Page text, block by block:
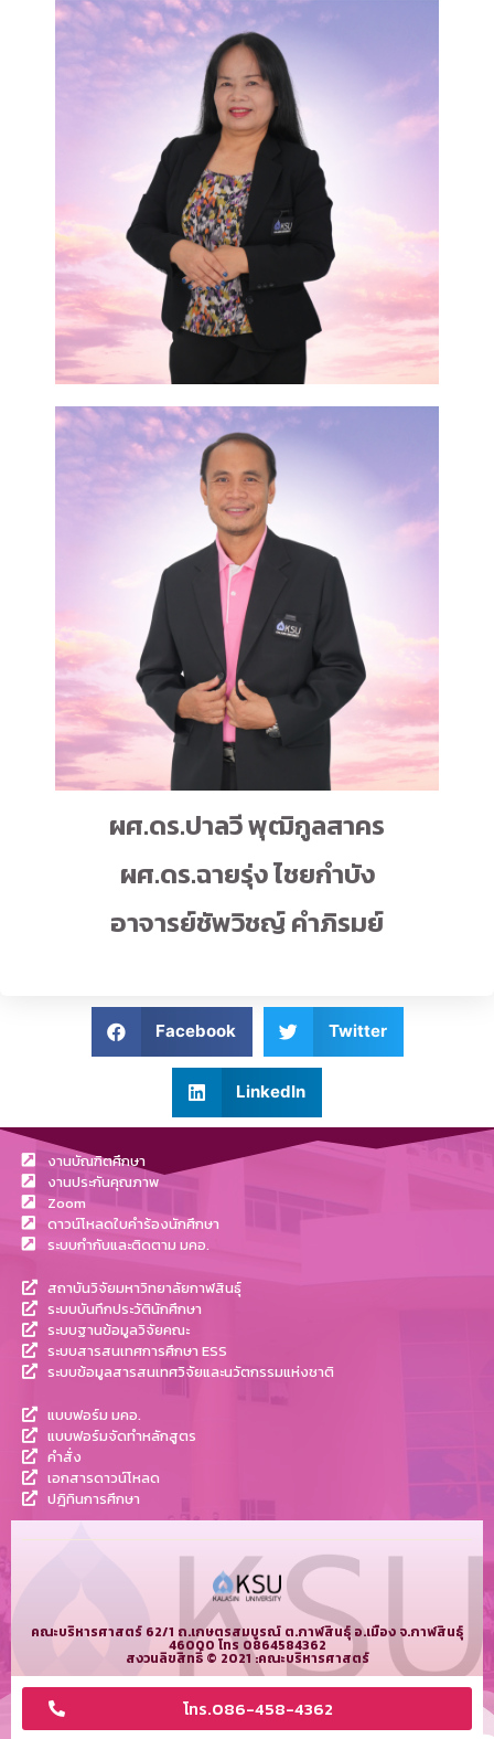
ผศ.ดร.ปาลวี พุฒิกูลสาคร
ผศ.ดร.ฉายรุ่ง ไชยกำบัง
อาจารย์ชัพวิชญ์ คำภิรมย์
Facebook Twitter
LinkedIn
งานบัณฑิตศึกษา
งานประกันคุณภาพ
Zoom
ดาวน์โหลดใบคำร้องนักศึกษา
ระบบกำกับและติดตาม มคอ.
สถาบันวิจัยมหาวิทยาลัยกาฬสินธุ์
ระบบบันทึกประวัตินักศึกษา
ระบบฐานข้อมูลวิจัยคณะ
ระบบสารสนเทศการศึกษา ESS
ระบบข้อมูลสารสนเทศวิจัยและนวัตกรรมแห่งชาติ
แบบฟอร์ม มคอ.
แบบฟอร์มจัดทำหลักสูตร
คำสั่ง
เอกสารดาวน์โหลด
ปฎิทินการศึกษา
คณะบริหารศาสตร์ 62/1 ถ.เกษตรสมบูรณ์ ต.กาฬสินธุ์ อ.เมือง จ.กาฬสินธุ์
46000 โทร 0864584362
สงวนลิขสิทธิ์ © 2021 :คณะบริหารศาสตร์
โทร.086-458-4362